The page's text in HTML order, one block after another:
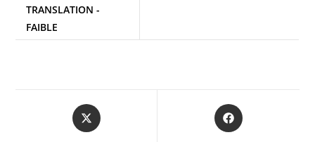
TRANSLATION -
FAIBLE